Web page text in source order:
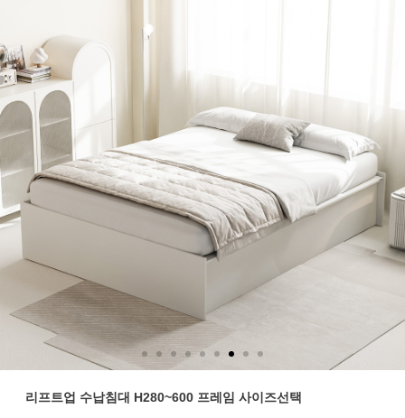
리프트업 수납침대 H280~600 프레임 사이즈선택